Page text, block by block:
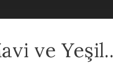
ve Yeşil..